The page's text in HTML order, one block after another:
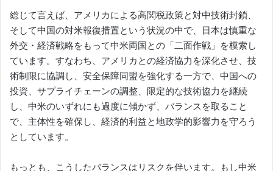
総じて言えば、アメリカによる高関税政策と対中技術封鎖、
そして中国の対米報復措置という状況の中で、日本は慎重な
外交・経済戦略をもって中米両国との「二面作戦」を模索し
ています。すなわち、アメリカとの経済協力を深化させ、技
術制限に協調し、安全保障同盟を強化する一方で、中国への
投資、サプライチェーンの調整、限定的な技術協力を継続
し、中米のいずれにも過度に傾かず、バランスを取ること
で、主体性を確保し、経済的利益と地政学的影響力を守ろう
としています。
もっとも、こうしたバランスはリスクを伴います。もし中米